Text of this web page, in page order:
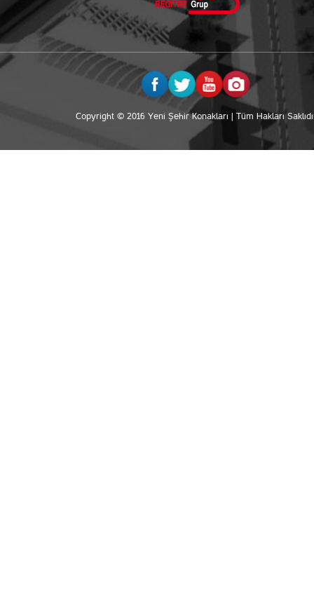
Copyright © 2016 Yeni Şehir Konakları | Tüm Hakları